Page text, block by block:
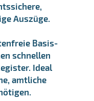
Auszüge.
Basis-
schnellen
Ideal
amtliche